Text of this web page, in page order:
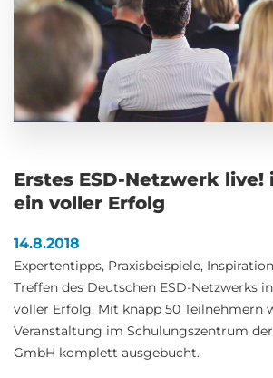
Erstes ESD-Netzwerk
ein voller Erfolg
14.8.2018
Expertentipps, Praxisbeispiele,
Treffen des Deutschen ESD-Netzwerks
voller Erfolg. Mit knapp 50 Teilnehmern
Veranstaltung im Schulungszentrum
GmbH komplett ausgebucht.